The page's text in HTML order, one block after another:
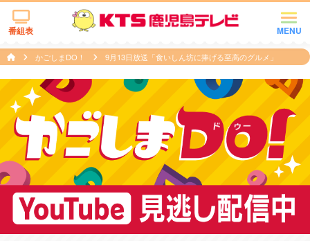
MENU
番組表
かごしまDO！ 9月13日放送「食いしん坊に捧げる至高のグルメ」